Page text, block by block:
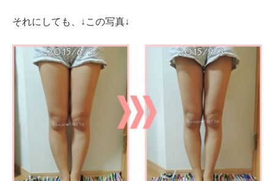
それにしても、↓この写真↓